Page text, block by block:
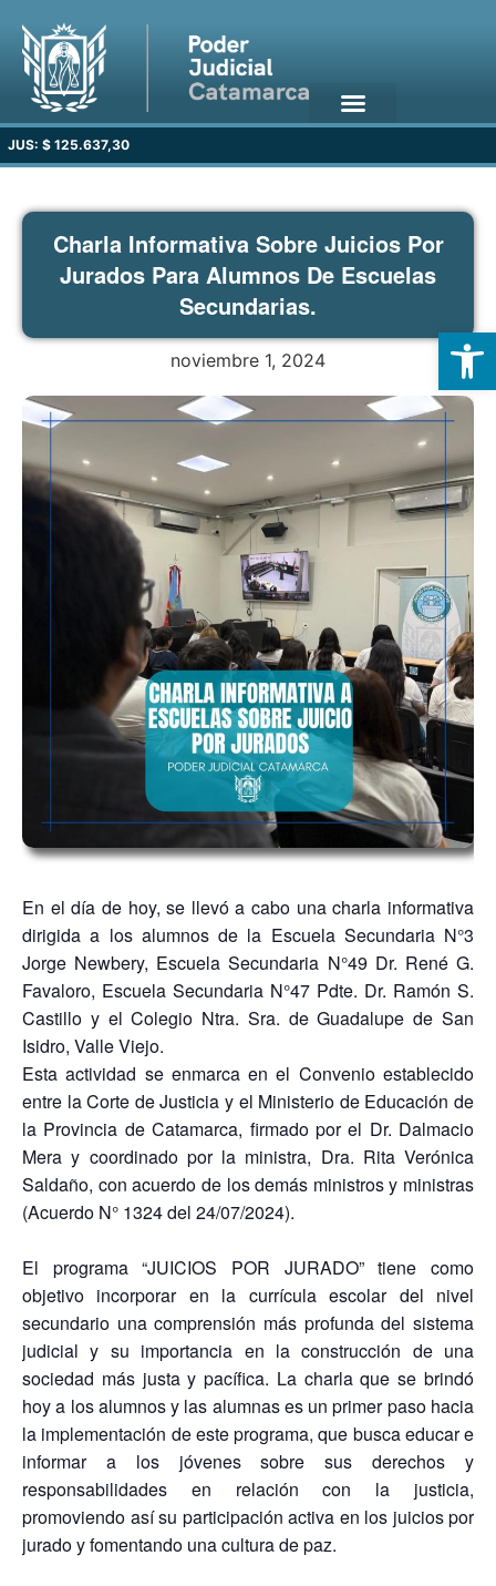
JUS: $ 125.637,30
Charla Informativa Sobre Juicios Por
Jurados Para Alumnos De Escuelas
Secundarias.
noviembre 1, 2024
En el día de hoy, se llevó a cabo una charla informativa
dirigida a los alumnos de la Escuela Secundaria N°3
Jorge Newbery, Escuela Secundaria N°49 Dr. René G.
Favaloro, Escuela Secundaria N°47 Pdte. Dr. Ramón S.
Castillo y el Colegio Ntra. Sra. de Guadalupe de San
Isidro, Valle Viejo.
Esta actividad se enmarca en el Convenio establecido
entre la Corte de Justicia y el Ministerio de Educación de
la Provincia de Catamarca, firmado por el Dr. Dalmacio
Mera y coordinado por la ministra, Dra. Rita Verónica
Saldaño, con acuerdo de los demás ministros y ministras
(Acuerdo N° 1324 del 24/07/2024).
El programa “JUICIOS POR JURADO” tiene como
objetivo incorporar en la currícula escolar del nivel
secundario una comprensión más profunda del sistema
judicial y su importancia en la construcción de una
sociedad más justa y pacífica. La charla que se brindó
hoy a los alumnos y las alumnas es un primer paso hacia
la implementación de este programa, que busca educar e
informar a los jóvenes sobre sus derechos y
responsabilidades en relación con la justicia,
promoviendo así su participación activa en los juicios por
jurado y fomentando una cultura de paz.